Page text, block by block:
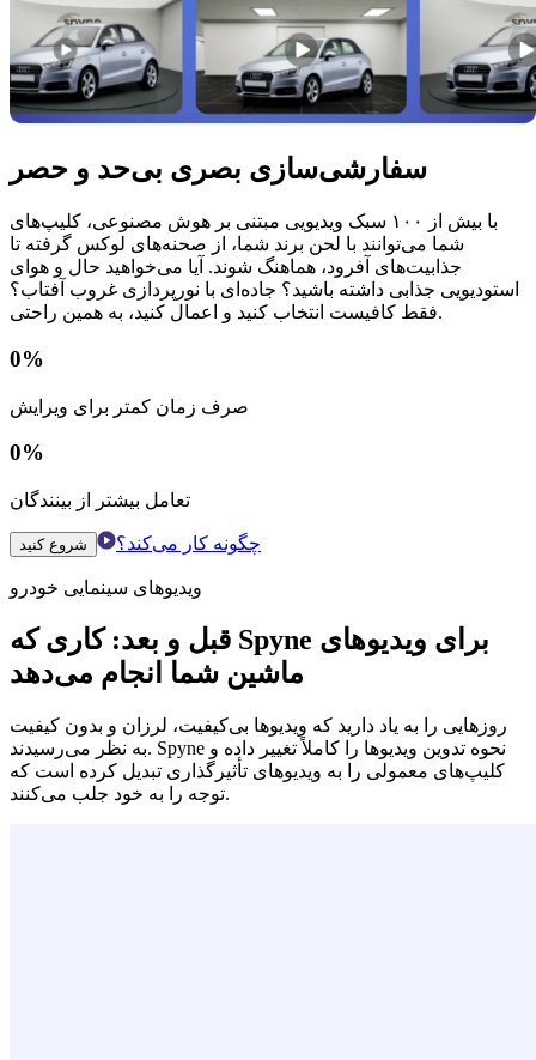
سفارشی‌سازی بصری بی‌حد و حصر
با بیش از ۱۰۰ سبک ویدیویی مبتنی بر هوش مصنوعی، کلیپ‌های
شما می‌توانند با لحن برند شما، از صحنه‌های لوکس گرفته تا
جذابیت‌های آفرود، هماهنگ شوند. آیا می‌خواهید حال و هوای
استودیویی جذابی داشته باشید؟ جاده‌ای با نورپردازی غروب آفتاب؟
فقط کافیست انتخاب کنید و اعمال کنید، به همین راحتی.
0%
صرف زمان کمتر برای ویرایش
0%
تعامل بیشتر از بینندگان
شروع کنید چگونه کار می‌کند؟
ویدیوهای سینمایی خودرو
قبل و بعد: کاری که Spyne برای ویدیوهای
ماشین شما انجام می‌دهد
روزهایی را به یاد دارید که ویدیوها بی‌کیفیت، لرزان و بدون کیفیت
به نظر می‌رسیدند. Spyne نحوه تدوین ویدیوها را کاملاً تغییر داده و
کلیپ‌های معمولی را به ویدیوهای تأثیرگذاری تبدیل کرده است که
توجه را به خود جلب می‌کنند.